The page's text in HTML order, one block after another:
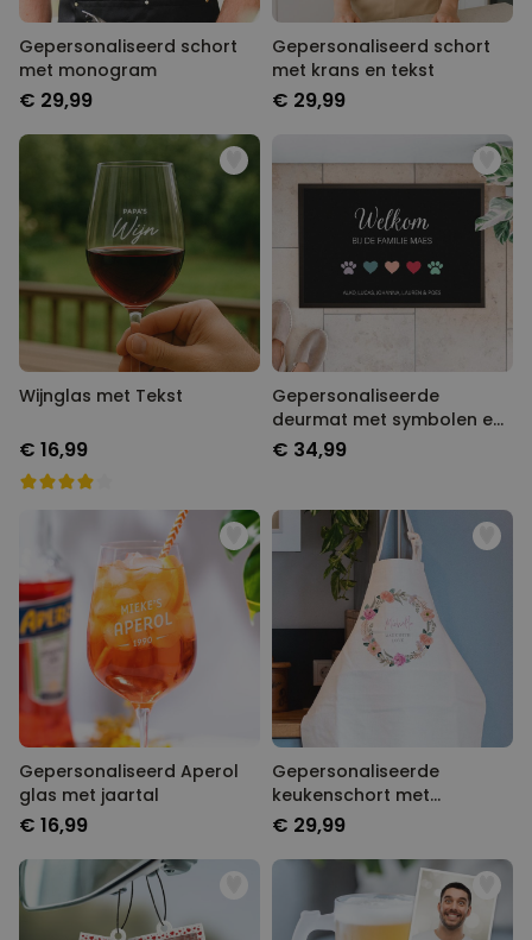
Gepersonaliseerd schort
met monogram
€ 29,99
Gepersonaliseerd schort
met krans en tekst
€ 29,99
Wijnglas met Tekst
€ 16,99
Gepersonaliseerde
deurmat met symbolen en
naam
€ 34,99
Gepersonaliseerd Aperol
glas met jaartal
€ 16,99
Gepersonaliseerde
keukenschort met
bloemenkrans en tekst
€ 29,99